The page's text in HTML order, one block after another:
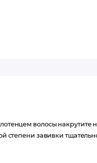
волосы накрутите
степени завивки